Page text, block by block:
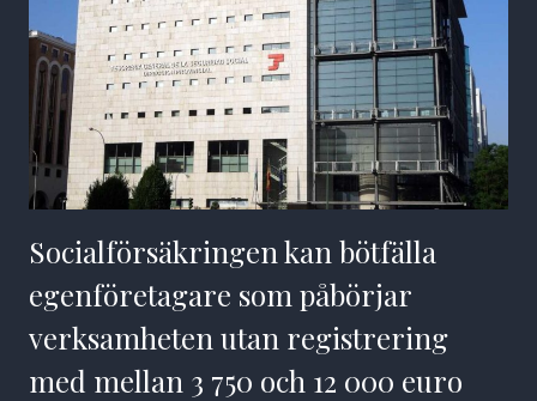
Socialförsäkringen kan bötfälla
egenföretagare som påbörjar
verksamheten utan registrering
med mellan 3 750 och 12 000 euro